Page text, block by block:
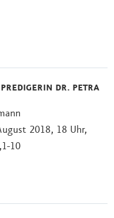
DR. PETRA
2018, 18 Uhr,
10